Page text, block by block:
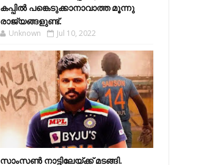
കപ്പില്‍ പങ്കെടുക്കാനാവാത്ത മൂന്നു
രാജ്യങ്ങളുണ്ട്.
Unknown Jul 10, 2022
സാംസണ്‍ നാട്ടിലേയ്‌ക്ക് മടങ്ങി.